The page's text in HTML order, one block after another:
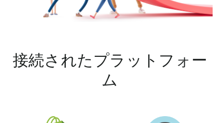
接続されたプラットフォー
ム